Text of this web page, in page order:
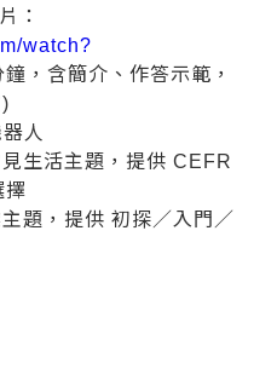
：
watch?
，含簡介、作答示範，
人
生活主題，提供 CEFR
擇
題，提供 初探／入門／